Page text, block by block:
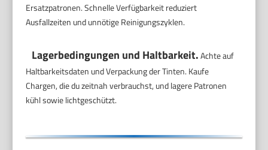
Ersatzpatronen. Schnelle Verfügbarkeit reduziert
Ausfallzeiten und unnötige Reinigungszyklen.
Lagerbedingungen und Haltbarkeit.Achte auf
Haltbarkeitsdaten und Verpackung der Tinten. Kaufe
Chargen, die du zeitnah verbrauchst, und lagere Patronen
kühl sowie lichtgeschützt.